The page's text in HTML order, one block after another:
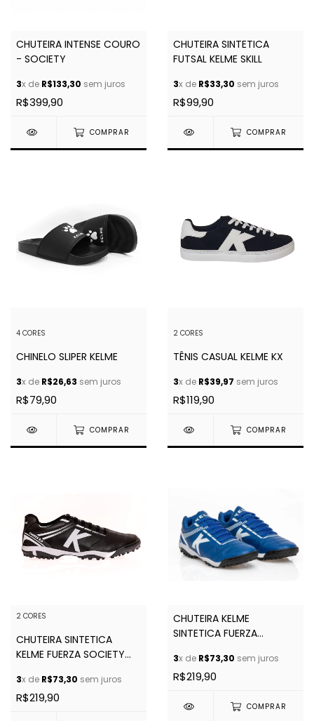
CHUTEIRA INTENSE COURO
- SOCIETY
3x de R$133,30 sem juros
R$399,90
COMPRAR
CHUTEIRA SINTETICA
FUTSAL KELME SKILL
3x de R$33,30 sem juros
R$99,90
COMPRAR
4 CORES
CHINELO SLIPER KELME
3x de R$26,63 sem juros
R$79,90
COMPRAR
2 CORES
TÊNIS CASUAL KELME KX
3x de R$39,97 sem juros
R$119,90
COMPRAR
2 CORES
CHUTEIRA SINTETICA
KELME FUERZA SOCIETY
3x de R$73,30 sem juros
R$219,90
CHUTEIRA KELME
SINTETICA FUERZA
3x de R$73,30 sem juros
R$219,90
COMPRAR